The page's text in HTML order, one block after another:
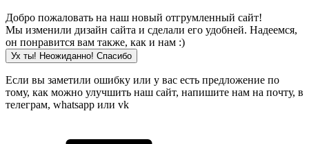
Добро пожаловать на наш новый отгрумленный сайт!
Мы изменили дизайн сайта и сделали его удобней. Надеемся,
он понравится вам также, как и нам :)
Ух ты! Неожиданно! Cпасибо
Если вы заметили ошибку или у вас есть предложение по
тому, как можно улучшить наш сайт, напишите нам на почту, в
телеграм, whatsapp или vk